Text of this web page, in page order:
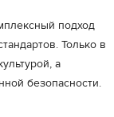
подход
Только в
а
безопасности.